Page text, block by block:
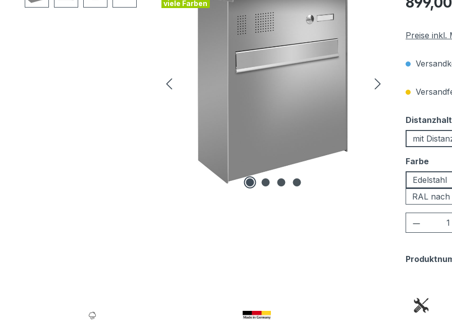
viele Farben
Preise inkl.
mit
Farbe
Edelstahl
RAL